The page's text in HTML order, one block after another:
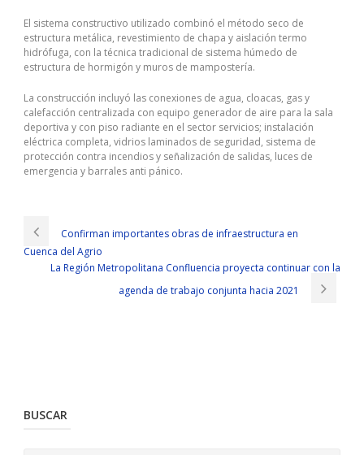
El sistema constructivo utilizado combinó el método seco de
estructura metálica, revestimiento de chapa y aislación termo
hidrófuga, con la técnica tradicional de sistema húmedo de
estructura de hormigón y muros de mampostería.
La construcción incluyó las conexiones de agua, cloacas, gas y
calefacción centralizada con equipo generador de aire para la sala
deportiva y con piso radiante en el sector servicios; instalación
eléctrica completa, vidrios laminados de seguridad, sistema de
protección contra incendios y señalización de salidas, luces de
emergencia y barrales anti pánico.
Confirman importantes obras de infraestructura en
Cuenca del Agrio
La Región Metropolitana Confluencia proyecta continuar con la
agenda de trabajo conjunta hacia 2021
BUSCAR